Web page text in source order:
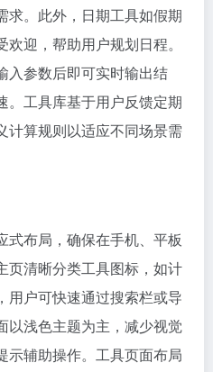
求。此外，日期工具如假期
迎，帮助用户规划日程。
入参数后即可实时输出结
。工具库基于用户反馈定期
计算规则以适应不同场景需
式布局，确保在手机、平板
页清晰分类工具图标，如计
用户可快速通过搜索栏或导
以浅色主题为主，减少视觉
示辅助操作。工具页面布局